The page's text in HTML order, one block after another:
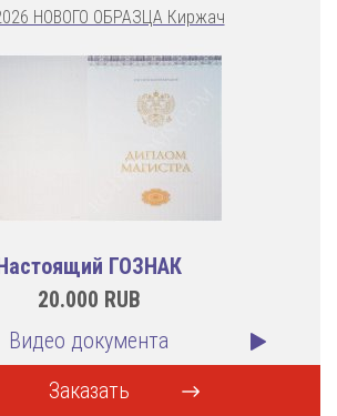
НОВОГО ОБРАЗЦА Киржач
ГОЗНАК
20.000 RUB
Видео документа
Заказать